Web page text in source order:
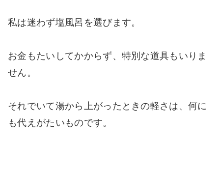
私は迷わず塩風呂を選びます。
お金もたいしてかからず、特別な道具もいりま
せん。
それでいて湯から上がったときの軽さは、何に
も代えがたいものです。